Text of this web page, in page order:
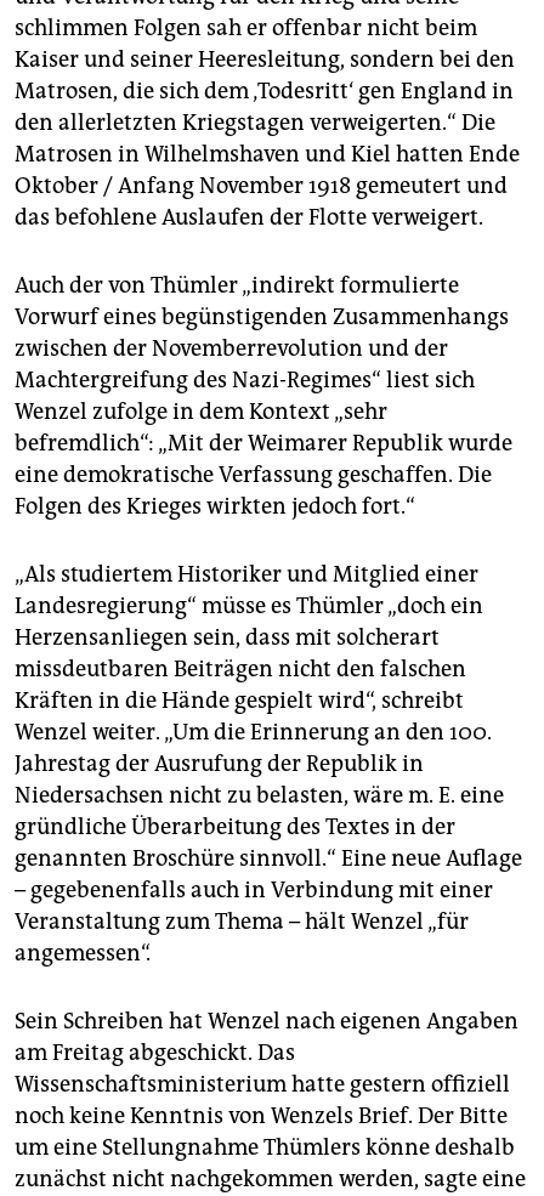
schlimmen Folgen sah er offenbar nicht beim
Kaiser und seiner Heeresleitung, sondern bei den
Matrosen, die sich dem ‚Todesritt‘ gen England in
den allerletzten Kriegstagen verweigerten.“ Die
Matrosen in Wilhelmshaven und Kiel hatten Ende
Oktober / Anfang November 1918 gemeutert und
das befohlene Auslaufen der Flotte verweigert.
Auch der von Thümler „indirekt formulierte
Vorwurf eines begünstigenden Zusammenhangs
zwischen der Novemberrevolution und der
Machtergreifung des Nazi-Regimes“ liest sich
Wenzel zufolge in dem Kontext „sehr
befremdlich“: „Mit der Weimarer Republik wurde
eine demokratische Verfassung geschaffen. Die
Folgen des Krieges wirkten jedoch fort.“
„Als studiertem Historiker und Mitglied einer
Landesregierung“ müsse es Thümler „doch ein
Herzensanliegen sein, dass mit solcherart
missdeutbaren Beiträgen nicht den falschen
Kräften in die Hände gespielt wird“, schreibt
Wenzel weiter. „Um die Erinnerung an den 100.
Jahrestag der Ausrufung der Republik in
Niedersachsen nicht zu belasten, wäre m. E. eine
gründliche Überarbeitung des Textes in der
genannten Broschüre sinnvoll.“ Eine neue Auflage
– gegebenenfalls auch in Verbindung mit einer
Veranstaltung zum Thema – hält Wenzel „für
angemessen“.
Sein Schreiben hat Wenzel nach eigenen Angaben
am Freitag abgeschickt. Das
Wissenschaftsministerium hatte gestern offiziell
noch keine Kenntnis von Wenzels Brief. Der Bitte
um eine Stellungnahme Thümlers könne deshalb
zunächst nicht nachgekommen werden, sagte eine